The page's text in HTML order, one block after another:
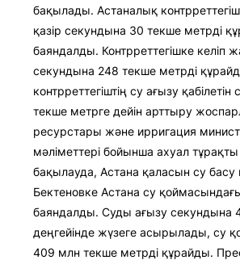
бақылады. Астаналық
қазір секундына 30 текше метрді
баяндалды. Контрреттегішке келіп
секундына 248 текше метрді
контрреттегіштің су ағызу
текше метрге дейін арттыру
ресурстары және ирригация
мәліметтері бойынша ахуал
бақылауда, Астана қаласын су
Бектеновке Астана су
баяндалды. Суды ағызу секундына
деңгейінде жүзеге асырылады, су
409 млн текше метрді құрайды.